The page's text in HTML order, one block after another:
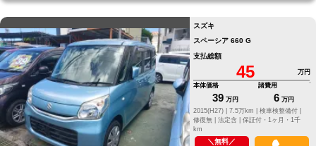
スズキ
スペーシア 660 G
支払総額
45
万円
本体価格
39 万円
諸費用
6 万円
2015(H27) |
7.5万km |
検車検整備付 |
修復無 | 法定含 | 保証付・1ヶ月・1千
km
＼無料／